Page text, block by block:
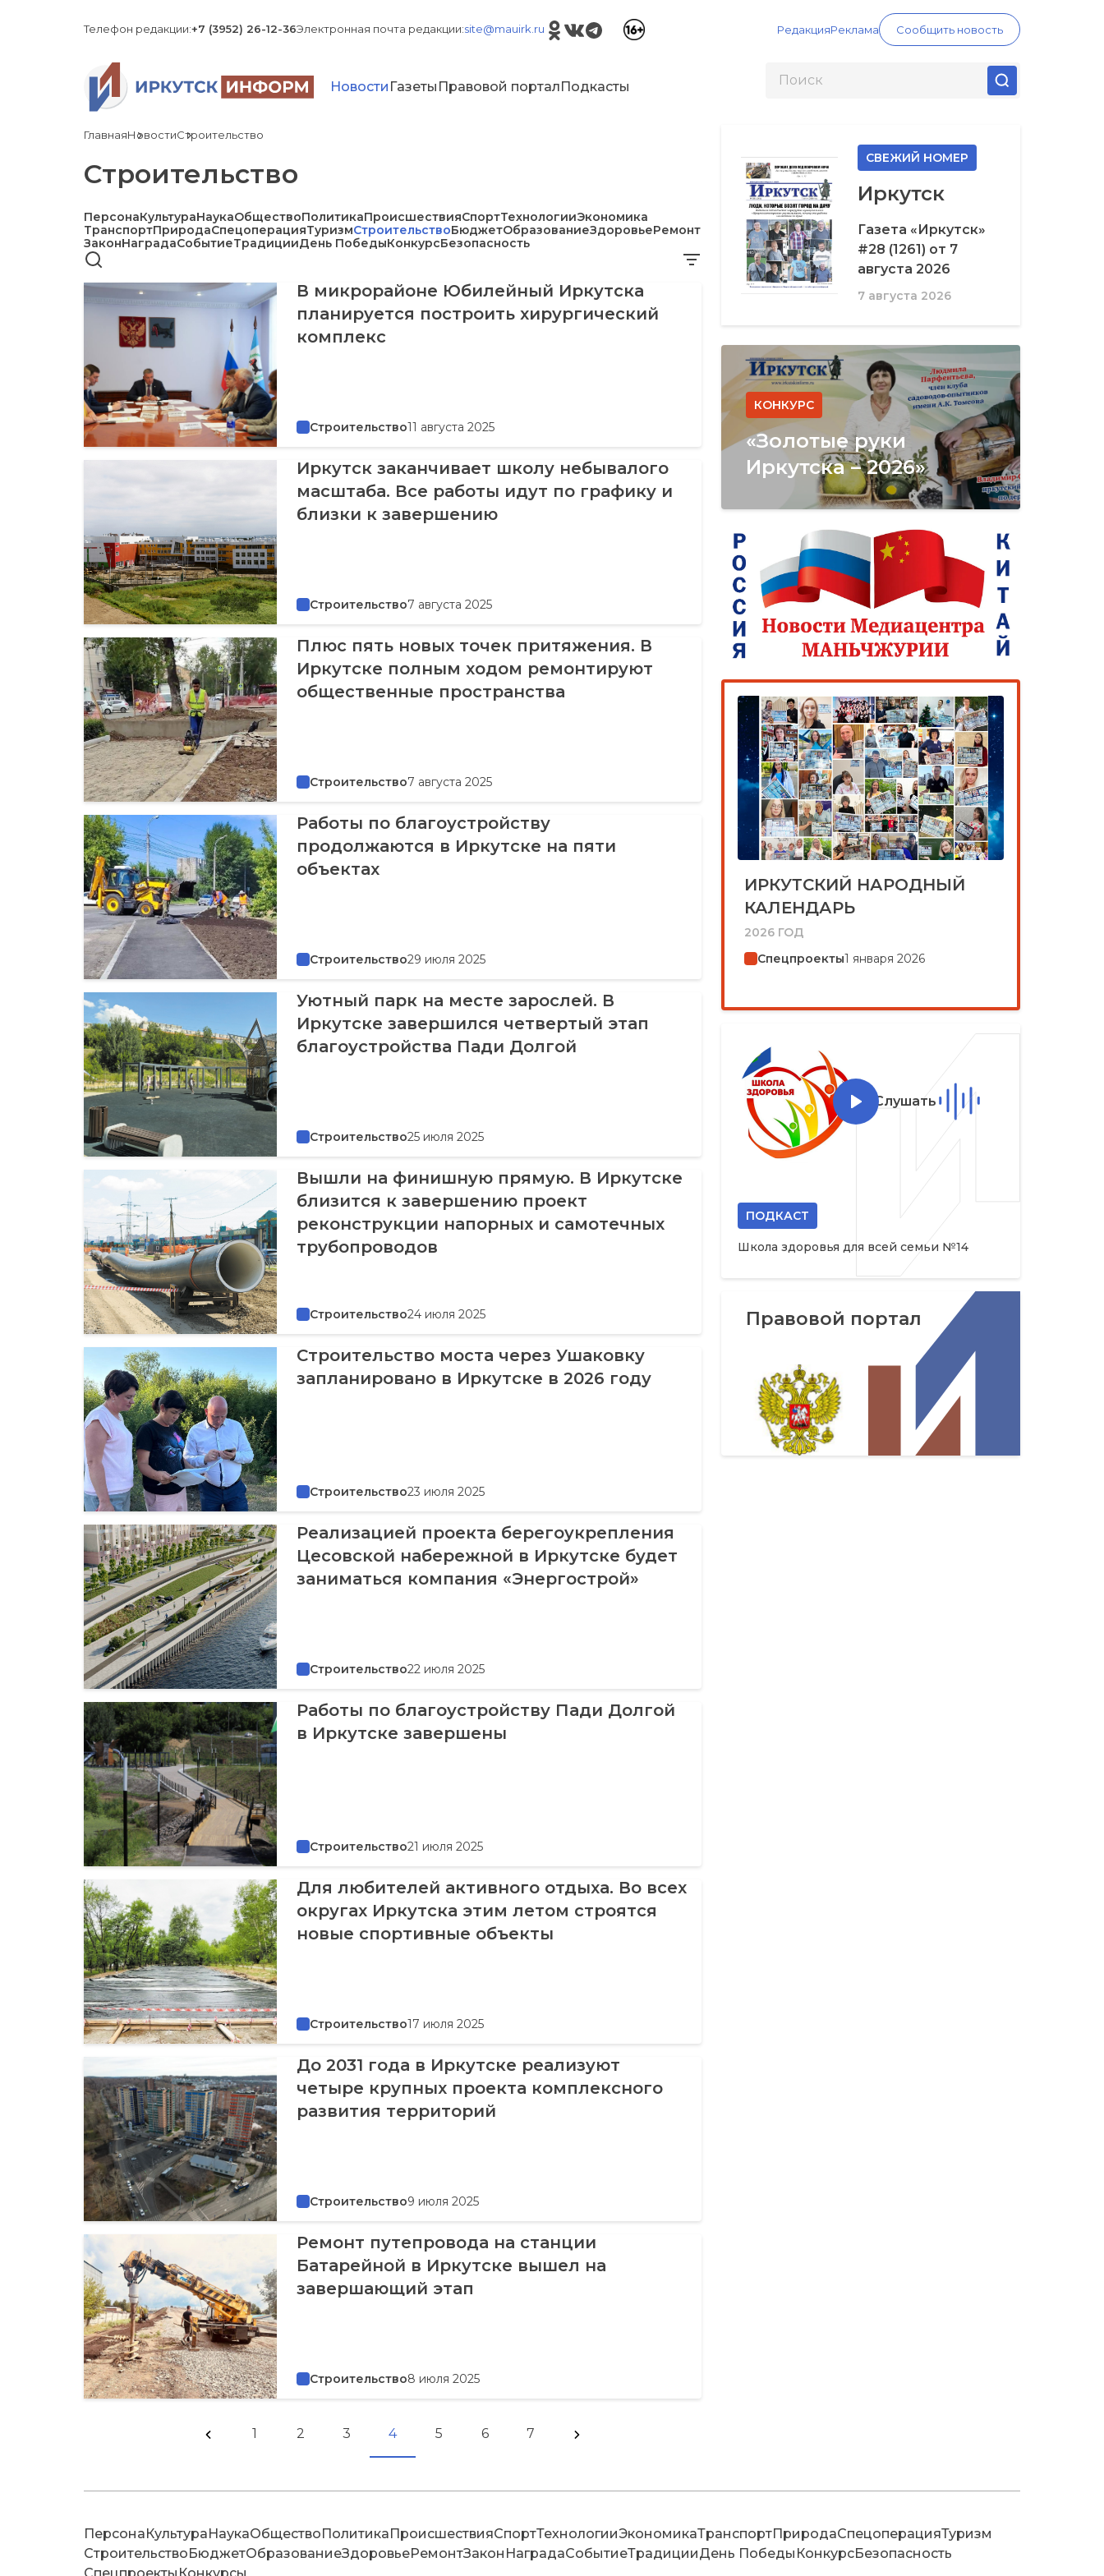
Телефон редакции:+7 (3952) 26-12-36Электронная почта редакции:site@mauirk.ru РедакцияРеклама Сообщить новость
Новости Газеты Правовой портал Подкасты
ГлавнаяНовостиСтроительство
Строительство
ПерсонаКультураНаукаОбществоПолитикаПроисшествияСпортТехнологииЭкономика
ТранспортПриродаСпецоперацияТуризмСтроительствоБюджетОбразованиеЗдоровьеРемонт
ЗаконНаградаСобытиеТрадицииДень ПобедыКонкурсБезопасность
В микрорайоне Юбилейный Иркутска
планируется построить хирургический
комплекс
Строительство11 августа 2025
Иркутск заканчивает школу небывалого
масштаба. Все работы идут по графику и
близки к завершению
Строительство7 августа 2025
Плюс пять новых точек притяжения. В
Иркутске полным ходом ремонтируют
общественные пространства
Строительство7 августа 2025
Работы по благоустройству
продолжаются в Иркутске на пяти
объектах
Строительство29 июля 2025
Уютный парк на месте зарослей. В
Иркутске завершился четвертый этап
благоустройства Пади Долгой
Строительство25 июля 2025
Вышли на финишную прямую. В Иркутске
близится к завершению проект
реконструкции напорных и самотечных
трубопроводов
Строительство24 июля 2025
Строительство моста через Ушаковку
запланировано в Иркутске в 2026 году
Строительство23 июля 2025
Реализацией проекта берегоукрепления
Цесовской набережной в Иркутске будет
заниматься компания «Энергострой»
Строительство22 июля 2025
Работы по благоустройству Пади Долгой
в Иркутске завершены
Строительство21 июля 2025
Для любителей активного отдыха. Во всех
округах Иркутска этим летом строятся
новые спортивные объекты
Строительство17 июля 2025
До 2031 года в Иркутске реализуют
четыре крупных проекта комплексного
развития территорий
Строительство9 июля 2025
Ремонт путепровода на станции
Батарейной в Иркутске вышел на
завершающий этап
Строительство8 июля 2025
1 2 3 4 5 6 7
СВЕЖИЙ НОМЕР
Иркутск
Газета «Иркутск»
#28 (1261) от 7
августа 2026
7 августа 2026
КОНКУРС
«Золотые руки
Иркутска – 2026»
ИРКУТСКИЙ НАРОДНЫЙ
КАЛЕНДАРЬ
2026 ГОД
Спецпроекты1 января 2026
Слушать
ПОДКАСТ
Школа здоровья для всей семьи №14
Правовой портал
Персона Культура НаукаОбщество Политика ПроисшествияСпортТехнологииЭкономикаТранспортПриродаСпецоперацияТуризм
Строительство БюджетОбразованиеЗдоровьеРемонтЗакон НаградаСобытиеТрадицииДень Победы КонкурсБезопасность